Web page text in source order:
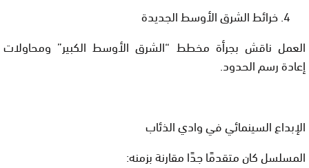
خرائط الشرق الأوسط الجديدة
العمل ناقش بجرأة مخطط “الشرق الأوسط الكبير” ومحاولات
إعادة رسم الحدود.
الإبداع السينمائي في وادي الذئاب
المسلسل كان متقدمًا جدًا مقارنة بزمنه: